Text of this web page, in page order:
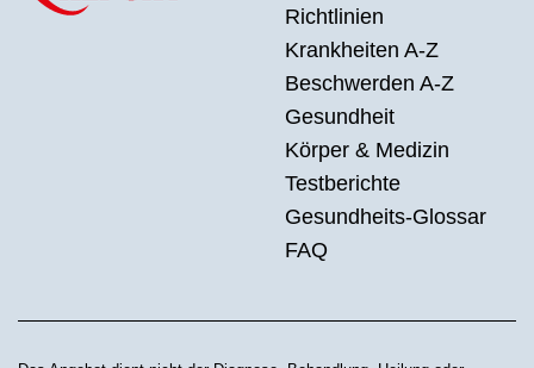
Richtlinien
Krankheiten A-Z
Beschwerden A-Z
Gesundheit
Körper & Medizin
Testberichte
Gesundheits-Glossar
FAQ